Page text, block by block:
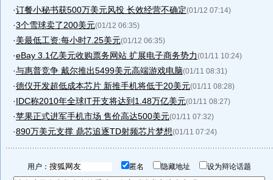
·订餐小秘书获500万美元风投 长效经营不确定(01/12 07:14)
·3个雪球卖了200美元(01/12 06:35)
·美最低工资:每小时7.25美元(01/12 06:35)
·eBay 3.1亿美元收购票务网站 扩展电子商务势力(01/11 10:24)
·与惠普竞争 戴尔推出5499美元高端游戏电脑(01/11 08:31)
·德仪开发超低成本芯片 新推手机将低于20美元(01/11 08:28)
·IDC称2010年全球IT开支将达到1.48万亿美元(01/11 08:27)
·苹果正式进军手机市场 售价高达500美元(01/11 07:32)
·890万美元支撑 鼎芯追逐TD射频芯片梦想(01/11 07:24)
用户： 匿名 隐藏地址 设为辩论话题